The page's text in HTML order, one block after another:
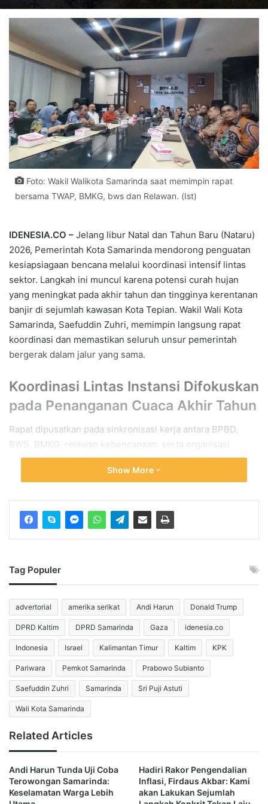
Foto: Wakil Walikota Samarinda saat memimpin rapat
bersama TWAP, BMKG, bws dan Relawan. (Ist)
IDENESIA.CO – Jelang libur Natal dan Tahun Baru (Nataru)
2026, Pemerintah Kota Samarinda mendorong penguatan
kesiapsiagaan bencana melalui koordinasi intensif lintas
sektor. Langkah ini muncul karena potensi curah hujan
yang meningkat pada akhir tahun dan tingginya kerentanan
banjir di sejumlah kawasan Kota Tepian. Wakil Wali Kota
Samarinda, Saefuddin Zuhri, memimpin langsung rapat
koordinasi dan memastikan seluruh unsur pemerintah
bergerak dalam jalur yang sama.
Koordinasi Lintas Instansi Difokuskan
pada Penanganan Cuaca Akhir Tahun
Rapat dipusatkan pada sinkronisasi kerja antara BPBD,
BWS, BMKG, relawan kebencanaan, serta organisasi
perangkat daerah yang memiliki fungsi teknis dalam
mitigasi. Saefuddin menekankan pentingnya persamaan
dan tidak berjalan sendiri-sendiri.
sendiri. Alhamdulillah koordinasi berjalan baik,” ujarnya.
kesiapan teknis, termasuk peralatan pendukung, titik
pemantauan lapangan, serta instruksi operasional bagi
petugas selama masa siaga. Saefuddin memastikan tingkat
kesiapan mencapai tahap akhir.
“Semua OPD yang berkaitan sudah siap dan tidak ada
masalah. Kalau ada alat yang kurang sehat, ya disehatkan
dulu. Itu masalah kecil. Kesiapan sudah 90 persen,”
Peringatan Ekstrem, Namun Pemkot
Tetap Siaga
Show More
Tag Populer
advertorial amerika serikat Andi Harun Donald Trump
DPRD Kaltim DPRD Samarinda Gaza idenesia.co
Indonesia Israel Kalimantan Timur Kaltim KPK
Pariwara Pemkot Samarinda Prabowo Subianto
Saefuddin Zuhri Samarinda Sri Puji Astuti
Wali Kota Samarinda
Related Articles
Andi Harun Tunda Uji Coba
Terowongan Samarinda:
Keselamatan Warga Lebih
Hadiri Rakor Pengendalian
Inflasi, Firdaus Akbar: Kami
akan Lakukan Sejumlah